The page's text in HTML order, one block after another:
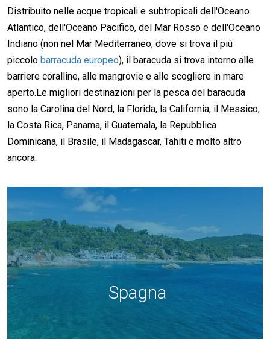
Distribuito nelle acque tropicali e subtropicali dell'Oceano
Atlantico, dell'Oceano Pacifico, del Mar Rosso e dell'Oceano
Indiano (non nel Mar Mediterraneo, dove si trova il più
piccolo barracuda europeo), il baracuda si trova intorno alle
barriere coralline, alle mangrovie e alle scogliere in mare
aperto.Le migliori destinazioni per la pesca del baracuda
sono la Carolina del Nord, la Florida, la California, il Messico,
la Costa Rica, Panama, il Guatemala, la Repubblica
Dominicana, il Brasile, il Madagascar, Tahiti e molto altro
ancora.
Spagna